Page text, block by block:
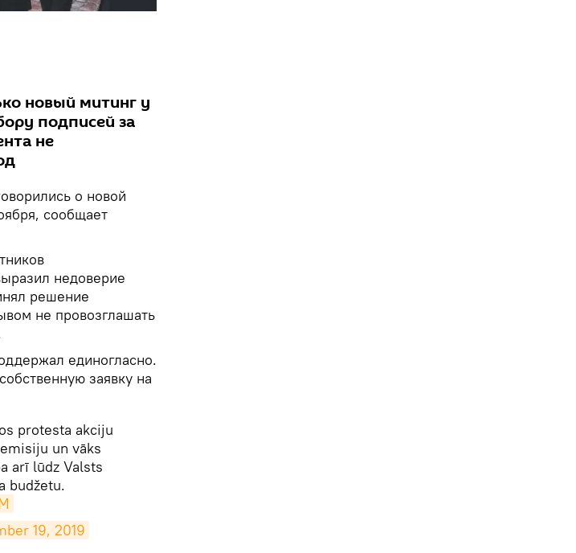
новый митинг у
подписей за
не
о новой
сообщает
недоверие
решение
не провозглашать
единогласно.
заявку на
protesta akciju
un vāks
arī lūdz Valsts
budžetu.
19, 2019